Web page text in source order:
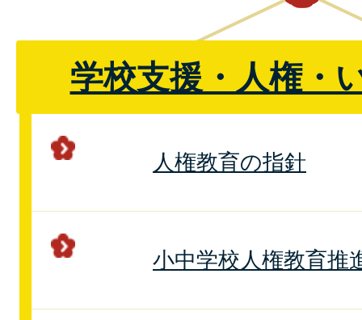
学校支援・人権・
人権教育の指針
小中学校人権教育推